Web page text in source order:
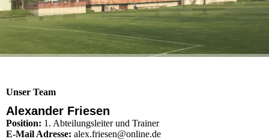
Unser Team
Alexander Friesen
Position: 1. Abteilungsleiter und Trainer
E-Mail Adresse: alex.friesen@online.de